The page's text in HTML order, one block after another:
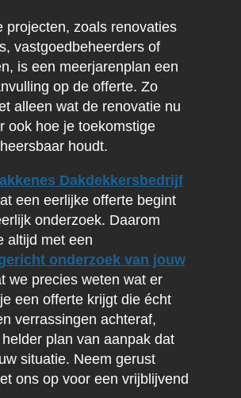
projecten, zoals renovaties
vastgoedbeheerders of
is een meerjarenplan een
op de offerte. Zo
alleen wat de renovatie nu
ook hoe je toekomstige
houdt.
Dakdekkersbedrijf
een eerlijke offerte begint
onderzoek. Daarom
altijd met een
onderzoek van jouw
we precies weten wat er
een offerte krijgt die écht
verrassingen achteraf,
plan van aanpak dat
situatie. Neem gerust
ons op voor een vrijblijvend